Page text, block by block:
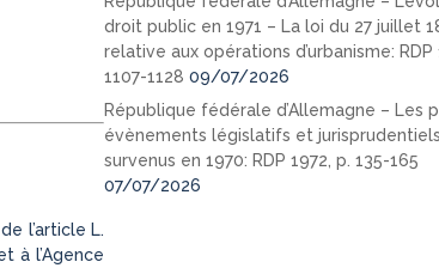
l’article L.
à l’Agence
droit public en 1971 – La loi du 27 juillet
relative aux opérations d’urbanisme: RDP
1107-1128 09/07/2026
République fédérale d’Allemagne – Les
évènements législatifs et jurisprudentiels
survenus en 1970: RDP 1972, p. 135-165
07/07/2026